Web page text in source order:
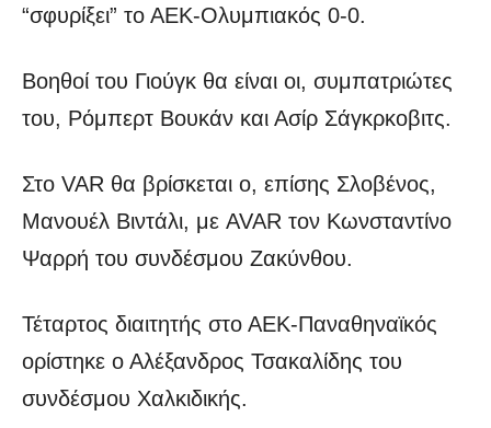
“σφυρίξει” το ΑΕΚ-Ολυμπιακός 0-0.
Βοηθοί του Γιούγκ θα είναι οι, συμπατριώτες
του, Ρόμπερτ Βουκάν και Ασίρ Σάγκρκοβιτς.
Στο VAR θα βρίσκεται ο, επίσης Σλοβένος,
Μανουέλ Βιντάλι, με AVAR τον Κωνσταντίνο
Ψαρρή του συνδέσμου Ζακύνθου.
Τέταρτος διαιτητής στο ΑΕΚ-Παναθηναϊκός
ορίστηκε ο Αλέξανδρος Τσακαλίδης του
συνδέσμου Χαλκιδικής.